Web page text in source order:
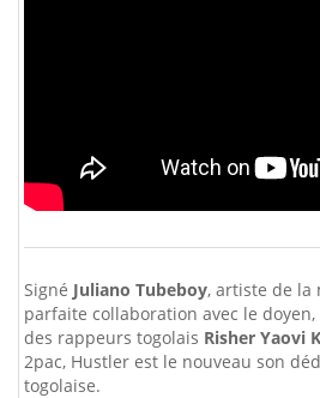
Signé Juliano Tubeboy, artiste de la
parfaite collaboration avec le doyen,
des rappeurs togolais Risher Yaovi
2pac, Hustler est le nouveau son
togolaise.